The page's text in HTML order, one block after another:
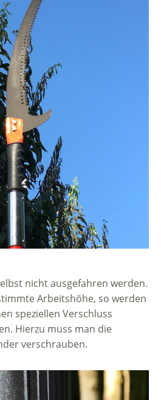
nicht ausgefahren werden.
Arbeitshöhe, so werden
speziellen Verschluss
Hierzu muss man die
verschrauben.